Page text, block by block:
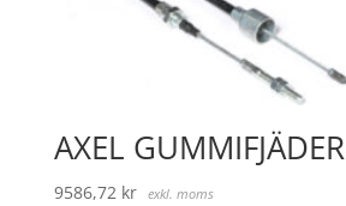
AXEL GUMMIFJÄDER
9586,72 kr exkl. moms